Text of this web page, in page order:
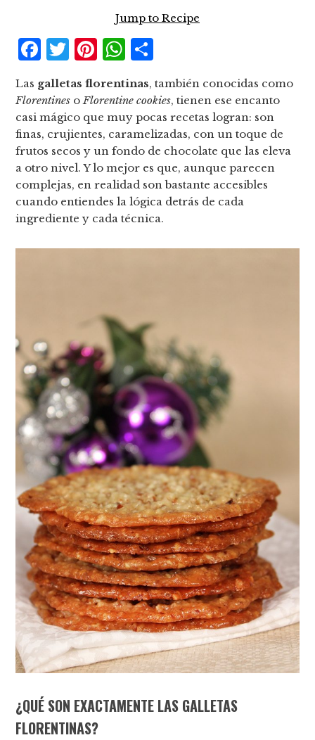
Jump to Recipe
Facebook
Twitter
Pinterest
WhatsApp
Las galletas florentinas, también conocidas como
Florentines o Florentine cookies, tienen ese encanto
casi mágico que muy pocas recetas logran: son
finas, crujientes, caramelizadas, con un toque de
frutos secos y un fondo de chocolate que las eleva
a otro nivel. Y lo mejor es que, aunque parecen
complejas, en realidad son bastante accesibles
cuando entiendes la lógica detrás de cada
ingrediente y cada técnica.
¿QUÉ SON EXACTAMENTE LAS GALLETAS
FLORENTINAS?